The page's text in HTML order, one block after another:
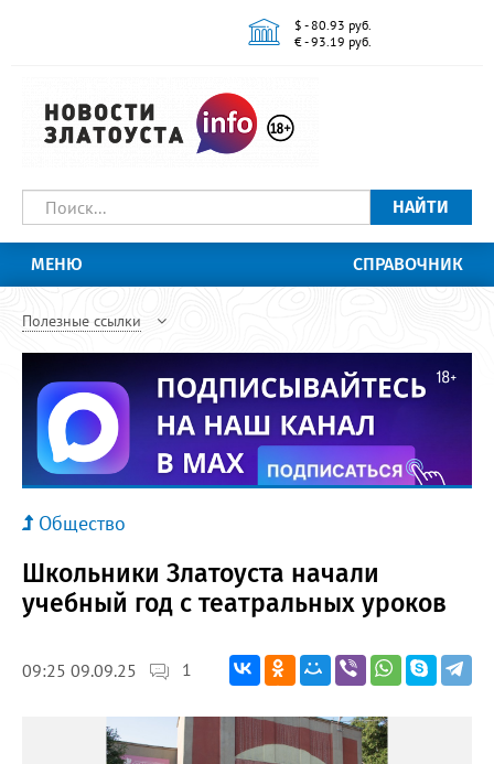
$ - 80.93 руб.
€ - 93.19 руб.
НАЙТИ
МЕНЮ СПРАВОЧНИК
Полезные ссылки
Общество
Школьники Златоуста начали
учебный год с театральных уроков
09:25 09.09.25 1